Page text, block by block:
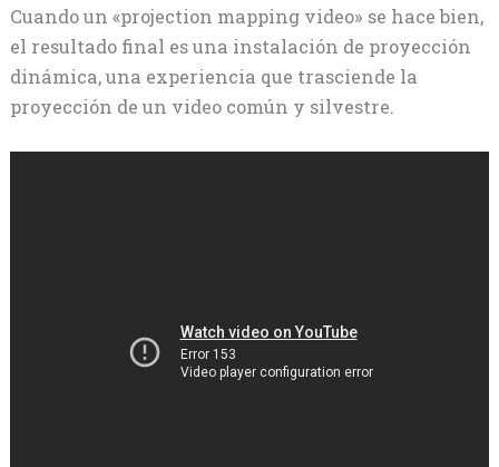
Cuando un «projection mapping video» se hace bien,
el resultado final es una instalación de proyección
dinámica, una experiencia que trasciende la
proyección de un video común y silvestre.